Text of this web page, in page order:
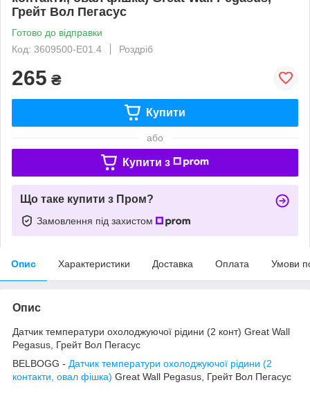
Грейт Вол Пегасус
Готово до відправки
Код: 3609500-E01.4
Роздріб
265 ₴
Купити
або
Купити з
Що таке купити з Пром?
Замовлення під захистом
Опис Характеристики Доставка Оплата Умови
Опис
Датчик температури охолоджуючої рідини (2 конт) Great Wall
Pegasus, Грейт Вол Пегасус
BELBOGG - Датчик температури охолоджуючої рідини (2
контакти, овал фішка) Great Wall Pegasus, Грейт Вол Пегасус